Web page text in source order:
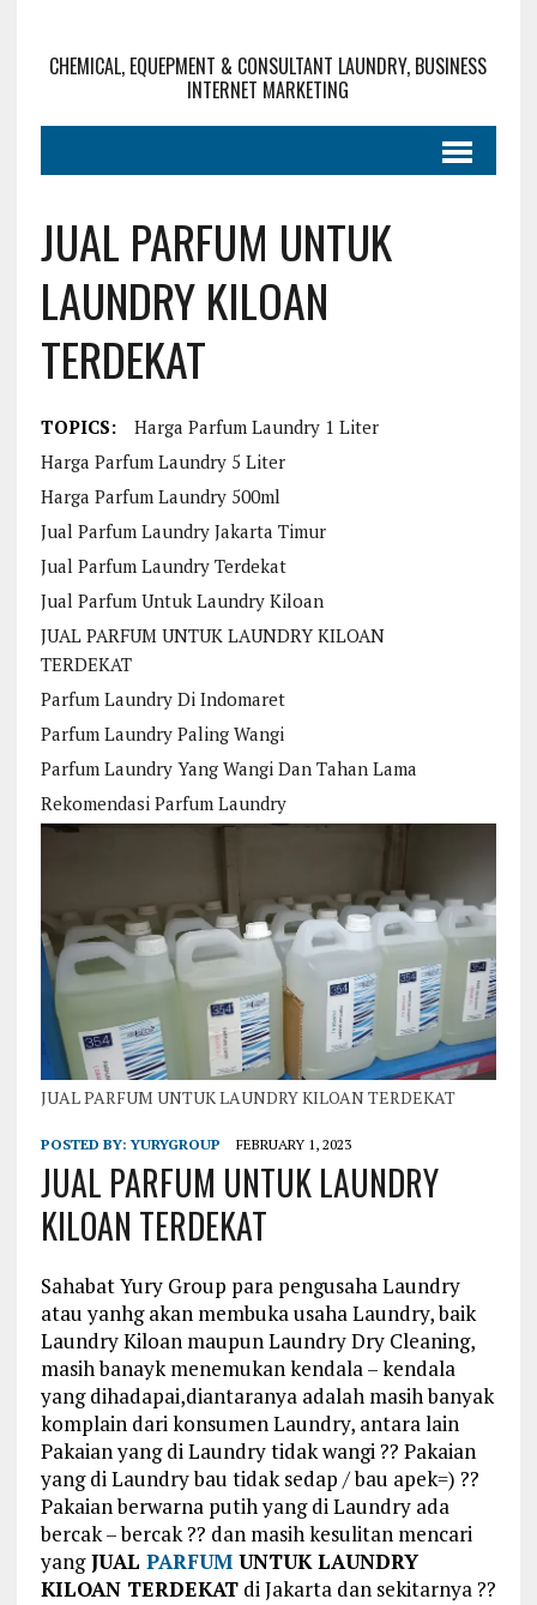
CHEMICAL, EQUEPMENT & CONSULTANT LAUNDRY, BUSINESS
INTERNET MARKETING
JUAL PARFUM UNTUK
LAUNDRY KILOAN
TERDEKAT
TOPICS:
Harga Parfum Laundry 1 Liter
Harga Parfum Laundry 5 Liter
Harga Parfum Laundry 500ml
Jual Parfum Laundry Jakarta Timur
Jual Parfum Laundry Terdekat
Jual Parfum Untuk Laundry Kiloan
JUAL PARFUM UNTUK LAUNDRY KILOAN
TERDEKAT
Parfum Laundry Di Indomaret
Parfum Laundry Paling Wangi
Parfum Laundry Yang Wangi Dan Tahan Lama
Rekomendasi Parfum Laundry
JUAL PARFUM UNTUK LAUNDRY KILOAN TERDEKAT
POSTED BY:YURYGROUP FEBRUARY 1, 2023
JUAL PARFUM UNTUK LAUNDRY
KILOAN TERDEKAT
Sahabat Yury Group para pengusaha Laundry
atau yanhg akan membuka usaha Laundry, baik
Laundry Kiloan maupun Laundry Dry Cleaning,
masih banayk menemukan kendala – kendala
yang dihadapai,diantaranya adalah masih banyak
komplain dari konsumen Laundry, antara lain
Pakaian yang di Laundry tidak wangi ?? Pakaian
yang di Laundry bau tidak sedap / bau apek=) ??
Pakaian berwarna putih yang di Laundry ada
bercak – bercak ?? dan masih kesulitan mencari
yangJUAL PARFUMUNTUK LAUNDRY
KILOAN TERDEKATdi Jakarta dan sekitarnya ??